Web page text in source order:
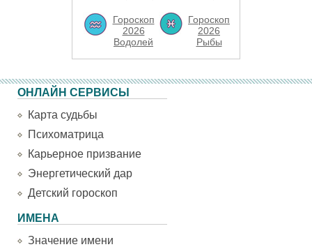
Гороскоп
2026
Водолей
Гороскоп
2026
Рыбы
ОНЛАЙН СЕРВИСЫ
Карта судьбы
Психоматрица
Карьерное призвание
Энергетический дар
Детский гороскоп
ИМЕНА
Значение имени